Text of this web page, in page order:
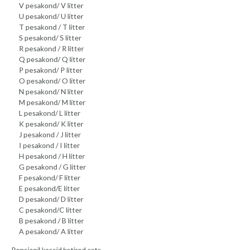
V pesakond/ V litter
U pesakond/ U litter
T pesakond / T litter
S pesakond/ S litter
R pesakond / R litter
Q pesakond/ Q litter
P pesakond/ P litter
O pesakond/ O litter
N pesakond/ N litter
M pesakond/ M litter
L pesakond/ L litter
K pesakond/ K litter
J pesakond / J litter
I pesakond / I litter
H pesakond / H litter
G pesakond / G litter
F pesakond/ F litter
E pesakond/E litter
D pesakond/ D litter
C pesakond/C litter
B pesakond / B litter
A pesakond/ A litter